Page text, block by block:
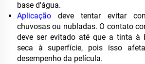
base d'água.
Aplicação deve tentar evitar
chuvosas ou nubladas. O contato
deve ser evitado até que a tinta à
seca à superfície, pois isso
desempenho da película.